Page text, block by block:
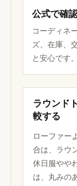
公式で確
コーディネ
ズ、在庫、
と安心です。
ラウンド
較する
ローファー
合は、ラウ
休日服やや
は、丸みの